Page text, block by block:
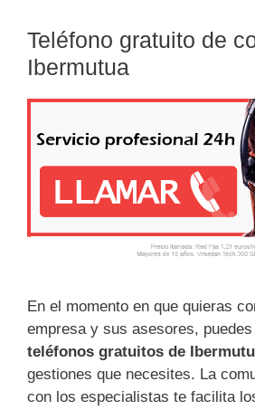
Teléfono gratuito de
Ibermutua
En el momento en que quieras
empresa y sus asesores,
teléfonos gratuitos de
gestiones que necesites. La
con los especialistas te facilita